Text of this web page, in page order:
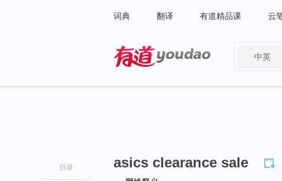
词典 翻译 有道精品课 云
中英
目录 asics clearance sale